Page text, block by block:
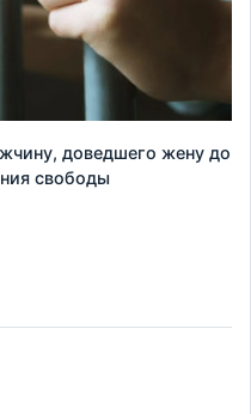
доведшего жену до
свободы